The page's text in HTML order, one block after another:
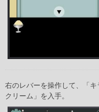
右のレバーを操作して、「
クリーム」を入手。